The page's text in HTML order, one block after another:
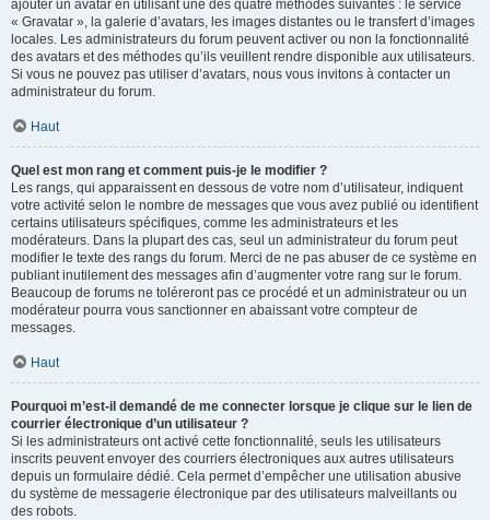
ajouter un avatar en utilisant une des quatre méthodes suivantes : le service
« Gravatar », la galerie d’avatars, les images distantes ou le transfert d’images
locales. Les administrateurs du forum peuvent activer ou non la fonctionnalité
des avatars et des méthodes qu’ils veuillent rendre disponible aux utilisateurs.
Si vous ne pouvez pas utiliser d’avatars, nous vous invitons à contacter un
administrateur du forum.
Haut
Quel est mon rang et comment puis-je le modifier ?
Les rangs, qui apparaissent en dessous de votre nom d’utilisateur, indiquent
votre activité selon le nombre de messages que vous avez publié ou identifient
certains utilisateurs spécifiques, comme les administrateurs et les
modérateurs. Dans la plupart des cas, seul un administrateur du forum peut
modifier le texte des rangs du forum. Merci de ne pas abuser de ce système en
publiant inutilement des messages afin d’augmenter votre rang sur le forum.
Beaucoup de forums ne toléreront pas ce procédé et un administrateur ou un
modérateur pourra vous sanctionner en abaissant votre compteur de
messages.
Haut
Pourquoi m’est-il demandé de me connecter lorsque je clique sur le lien de
courrier électronique d’un utilisateur ?
Si les administrateurs ont activé cette fonctionnalité, seuls les utilisateurs
inscrits peuvent envoyer des courriers électroniques aux autres utilisateurs
depuis un formulaire dédié. Cela permet d’empêcher une utilisation abusive
du système de messagerie électronique par des utilisateurs malveillants ou
des robots.